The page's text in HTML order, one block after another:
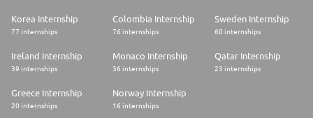
Korea Internship
77 internships
Colombia Internship
76 internships
Sweden Internship
60 internships
Ireland Internship
39 internships
Monaco Internship
36 internships
Qatar Internship
23 internships
Greece Internship
20 internships
Norway Internship
16 internships